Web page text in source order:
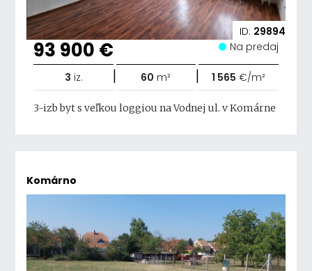
ID: 29894
93 900 € Na predaj
3 iz. | 60 m² | 1 565 €/m²
3-izb byt s veľkou loggiou na Vodnej ul. v Komárne
Komárno